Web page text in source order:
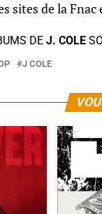
sites de la
DE J. COLE
J COLE